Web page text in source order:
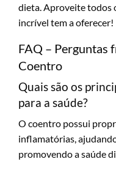
dieta. Aproveite todos
incrível tem a oferecer!
FAQ – Perguntas
Coentro
Quais são os
para a saúde?
O coentro possui
inflamatórias,
promovendo a saúde